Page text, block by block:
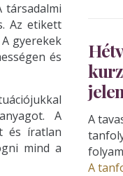
társadalmi
Az etikett
gyerekek
és
A
és íratlan
mind a
A
A